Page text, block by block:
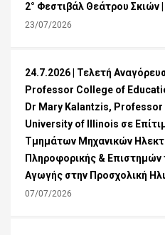
2° Φεστιβάλ Θεάτρου Σκιών
23/07/2026
24.7.2026 | Τελετή
Professor College of
Dr Mary Kalantzis,
University of Illinois σε
Τμημάτων Μηχανικών
Πληροφορικής & Επιστημών
Αγωγής στην Προσχολική
07/07/2026